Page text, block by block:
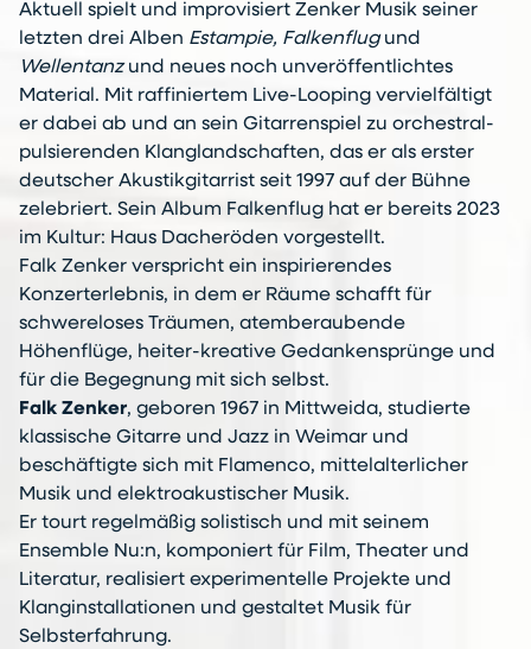
Aktuell spielt und improvisiert Zenker Musik seiner
letzten drei Alben Estampie, Falkenflugund
Wellentanzund neues noch unveröffentlichtes
Material. Mit raffiniertem Live-Looping vervielfältigt
er dabei ab und an sein Gitarrenspiel zu orchestral-
pulsierenden Klanglandschaften, das er als erster
deutscher Akustikgitarrist seit 1997 auf der Bühne
zelebriert. Sein Album Falkenflug hat er bereits 2023
im Kultur: Haus Dacheröden vorgestellt.
Falk Zenker verspricht ein inspirierendes
Konzerterlebnis, in dem er Räume schafft für
schwereloses Träumen, atemberaubende
Höhenflüge, heiter-kreative Gedankensprünge und
für die Begegnung mit sich selbst.
Falk Zenker, geboren 1967 in Mittweida, studierte
klassische Gitarre und Jazz in Weimar und
beschäftigte sich mit Flamenco, mittelalterlicher
Musik und elektroakustischer Musik.
Er tourt regelmäßig solistisch und mit seinem
Ensemble Nu:n, komponiert für Film, Theater und
Literatur, realisiert experimentelle Projekte und
Klanginstallationen und gestaltet Musik für
Selbsterfahrung.